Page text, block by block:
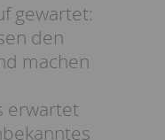
gewartet:
den
machen
erwartet